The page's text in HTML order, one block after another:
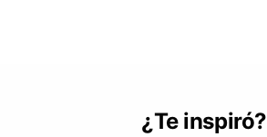
¿Te inspiró?